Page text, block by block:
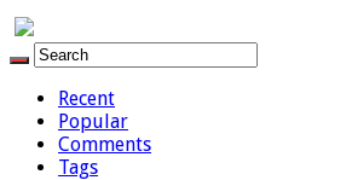
Recent
Popular
Comments
Tags